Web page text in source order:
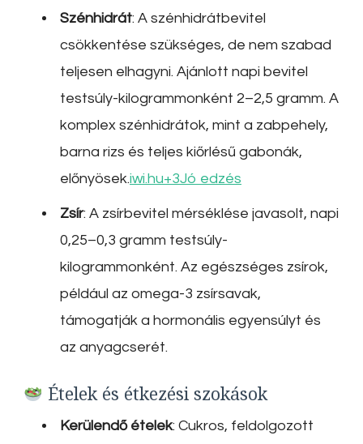
Szénhidrát: A szénhidrátbevitel
csökkentése szükséges, de nem szabad
teljesen elhagyni. Ajánlott napi bevitel
testsúly-kilogrammonként 2–2,5 gramm. A
komplex szénhidrátok, mint a zabpehely,
barna rizs és teljes kiőrlésű gabonák,
előnyösek.iwi.hu+3Jó edzés
Zsír: A zsírbevitel mérséklése javasolt, napi
0,25–0,3 gramm testsúly-
kilogrammonként. Az egészséges zsírok,
például az omega-3 zsírsavak,
támogatják a hormonális egyensúlyt és
az anyagcserét.
Ételek és étkezési szokások
Kerülendő ételek: Cukros, feldolgozott